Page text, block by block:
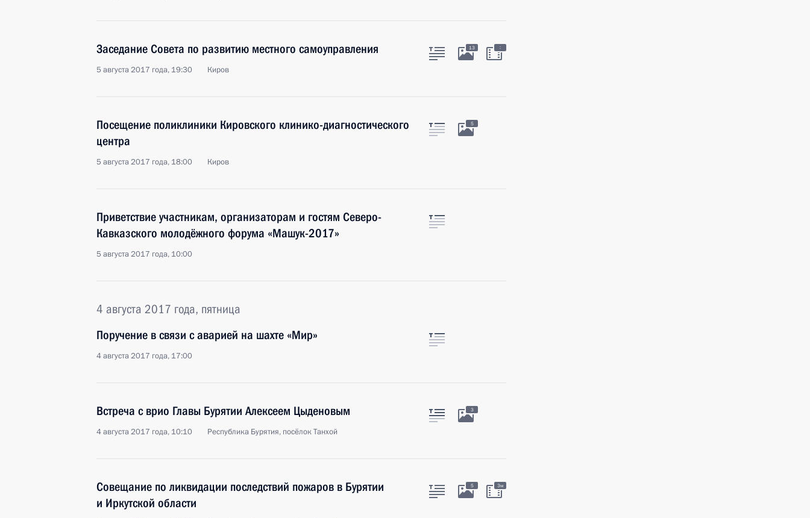
Заседание Совета по развитию местного самоуправления
5 августа 2017 года, 19:30 Киров
13 :
Посещение поликлиники Кировского клинико-диагностического
центра
5 августа 2017 года, 18:00 Киров
5
Приветствие участникам, организаторам и гостям Северо-
Кавказского молодёжного форума «Машук-2017»
5 августа 2017 года, 10:00
4 августа 2017 года, пятница
Поручение в связи с аварией на шахте «Мир»
4 августа 2017 года, 17:00
Встреча с врио Главы Бурятии Алексеем Цыденовым
4 августа 2017 года, 10:10 Республика Бурятия, посёлок Танхой
3
Совещание по ликвидации последствий пожаров в Бурятии
и Иркутской области
5 3м